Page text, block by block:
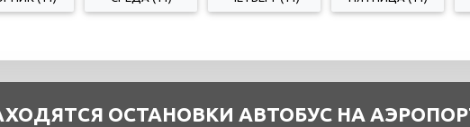
ОСТАНОВКИ АВТОБУС НА АЭРОПОРТ